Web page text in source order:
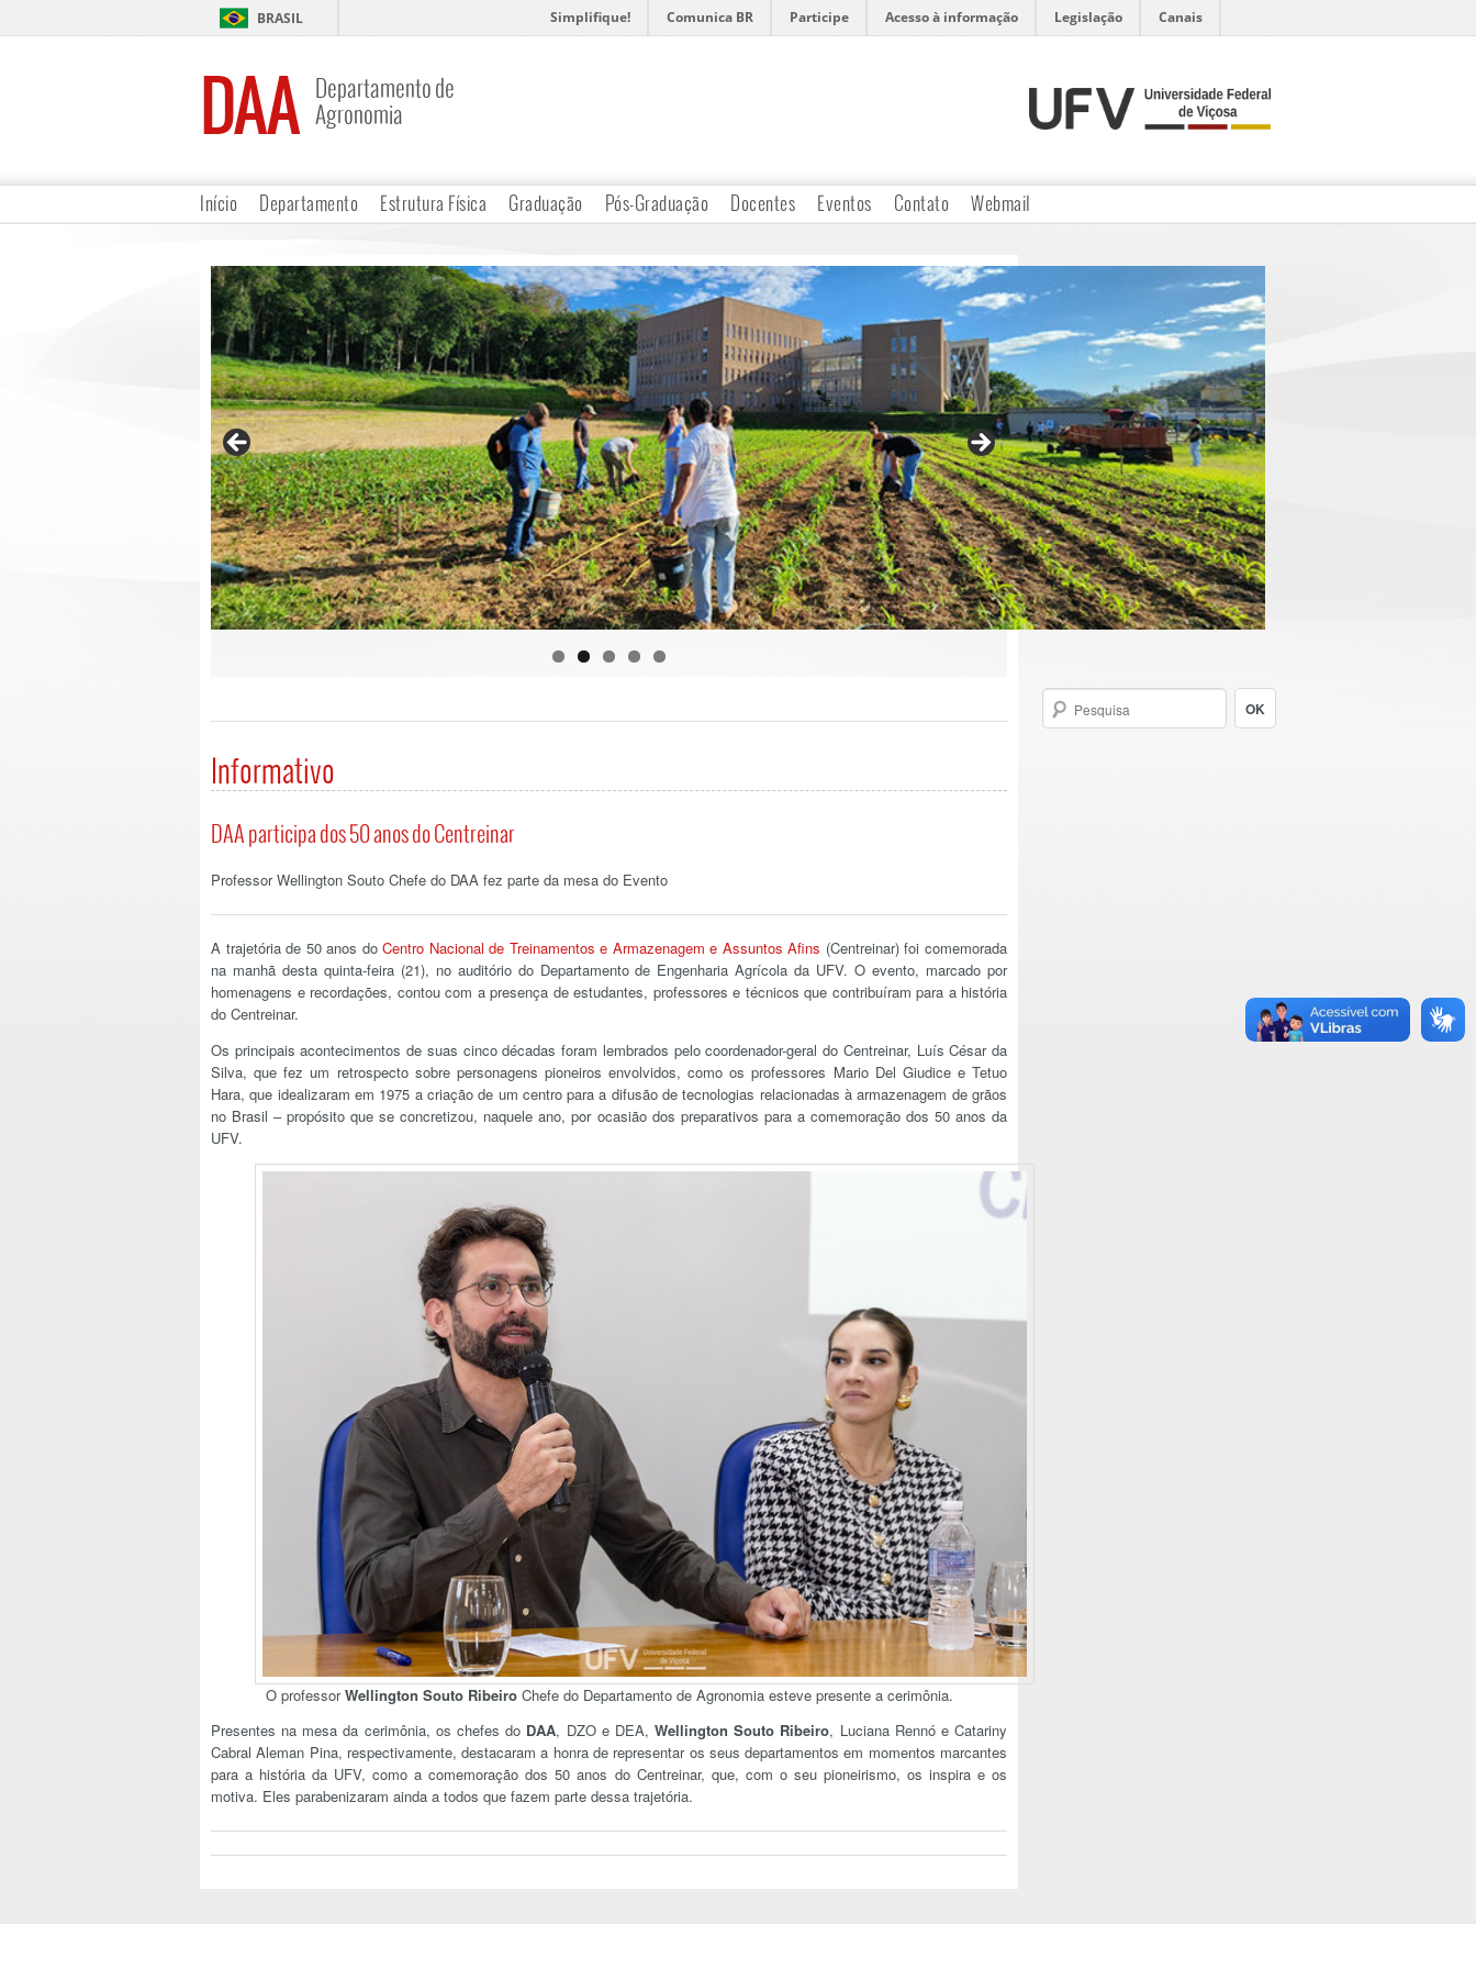
BRASIL Simplifique! Comunica BR Participe Acesso à informação Legislação Canais
DAA Departamento de
Agronomia
Início Departamento Estrutura Física Graduação Pós-Graduação Docentes Eventos Contato Webmail
Informativo
DAA participa dos 50 anos do Centreinar
Professor Wellington Souto Chefe do DAA fez parte da mesa do Evento
A trajetória de 50 anos doCentro Nacional de Treinamentos e Armazenagem e Assuntos Afins (Centreinar) foi comemorada
na manhã desta quinta-feira (21), no auditório do Departamento de Engenharia Agrícola da UFV. O evento, marcado por
homenagens e recordações, contou com a presença de estudantes, professores e técnicos que contribuíram para a história
do Centreinar.
Os principais acontecimentos de suas cinco décadas foram lembrados pelo coordenador-geral do Centreinar, Luís César da
Silva, que fez um retrospecto sobre personagens pioneiros envolvidos, como os professores Mario Del Giudice e Tetuo
Hara, que idealizaram em 1975 a criação de um centro para a difusão de tecnologias relacionadas à armazenagem de grãos
no Brasil – propósito que se concretizou, naquele ano, por ocasião dos preparativos para a comemoração dos 50 anos da
UFV.
O professorWellington Souto RibeiroChefe do Departamento de Agronomia esteve presente a cerimônia.
Presentes na mesa da cerimônia, os chefes do DAA, DZO e DEA,Wellington Souto Ribeiro, Luciana Rennó e Catariny
Cabral Aleman Pina, respectivamente, destacaram a honra de representar os seus departamentos em momentos marcantes
para a história da UFV, como a comemoração dos 50 anos do Centreinar, que, com o seu pioneirismo, os inspira e os
motiva. Eles parabenizaram ainda a todos que fazem parte dessa trajetória.